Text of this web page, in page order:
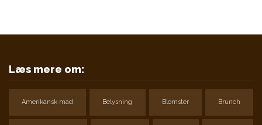
Læs mere om:
Amerikansk mad Belysning Blomster Brunch